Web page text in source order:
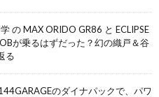
の MAX ORIDO GR86 と ECLIPSE
が乗るはずだった？幻の織戸＆谷
る
のダイナパックで、パワ